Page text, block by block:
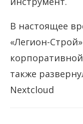
В настоящее
«Легион-
также
Nextcloud